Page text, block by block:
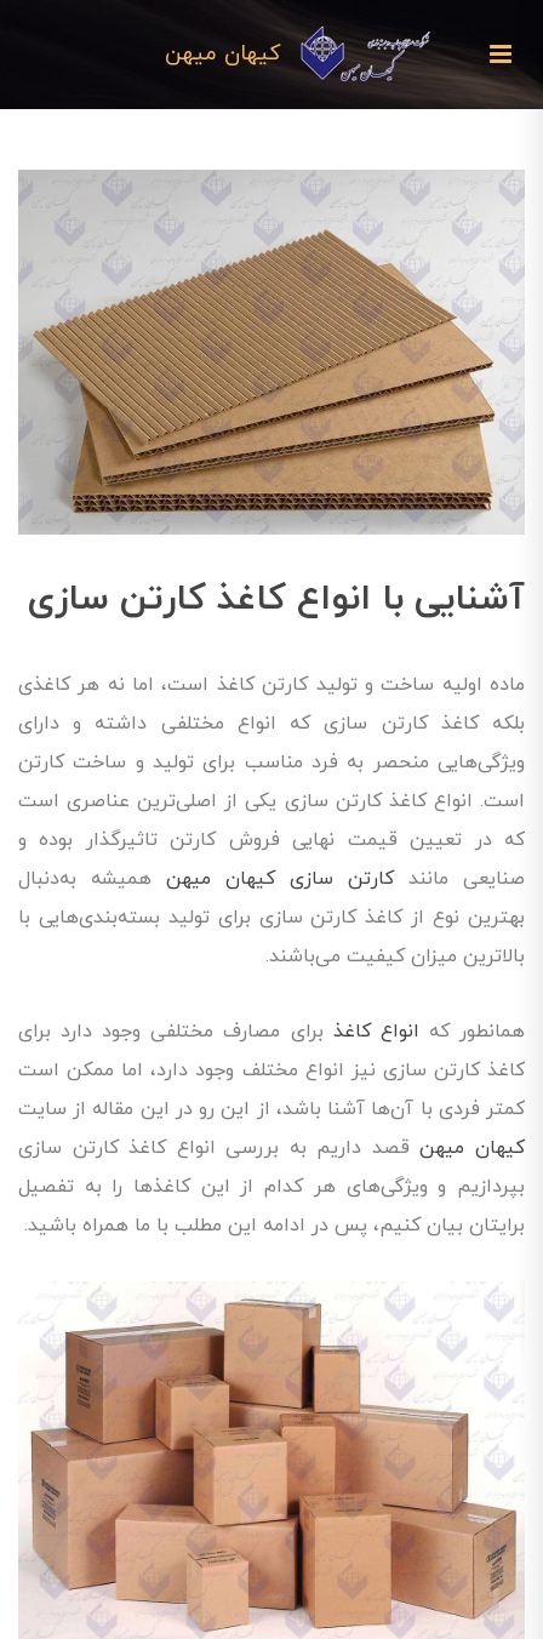
کیهان میهن
آشنایی با انواع کاغذ کارتن سازی
ماده اولیه ساخت و تولید کارتن کاغذ است، اما نه هر کاغذی
بلکه کاغذ کارتن سازی که انواع مختلفی داشته و دارای
ویژگی‌هایی منحصر به فرد مناسب برای تولید و ساخت کارتن
است. انواع کاغذ کارتن سازی یکی از اصلی‌ترین عناصری است
که در تعیین قیمت نهایی فروش کارتن تاثیرگذار بوده و
صنایعی مانندکارتن سازی کیهان میهن همیشه به‌دنبال
بهترین نوع از کاغذ کارتن سازی برای تولید بسته‌بندی‌هایی با
بالاترین میزان کیفیت می‌باشند.
همانطور که انواع کاغذ برای مصارف مختلفی وجود دارد برای
کاغذ کارتن سازی نیز انواع مختلف وجود دارد، اما ممکن است
کمتر فردی با آن‌ها آشنا باشد، از این رو در این مقاله از سایت
کیهان میهنقصد داریم به بررسی انواع کاغذ کارتن سازی
بپردازیم و ویژگی‌های هر کدام از این کاغذها را به تفصیل
برایتان بیان کنیم، پس در ادامه این مطلب با ما همراه باشید.